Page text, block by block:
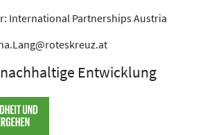
International Partnerships Austria
Entwicklung